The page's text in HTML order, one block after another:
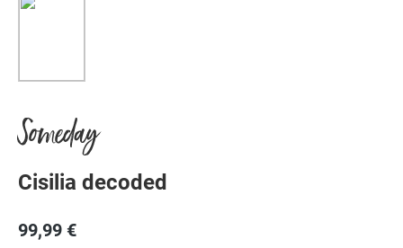
Someday
Cisilia decoded
99,99 €